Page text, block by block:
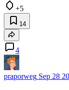
+5
14
4
praporweg Sep 28